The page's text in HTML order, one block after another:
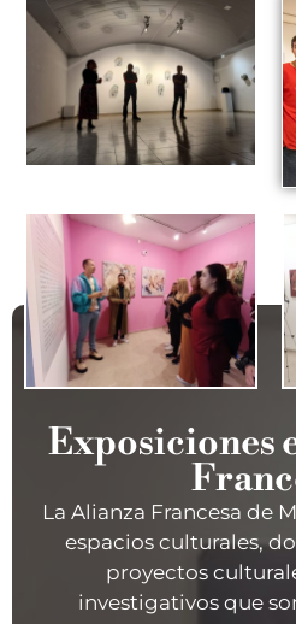
Exposiciones
La Alianza Francesa de
espacios culturales,
proyectos
investigativos que